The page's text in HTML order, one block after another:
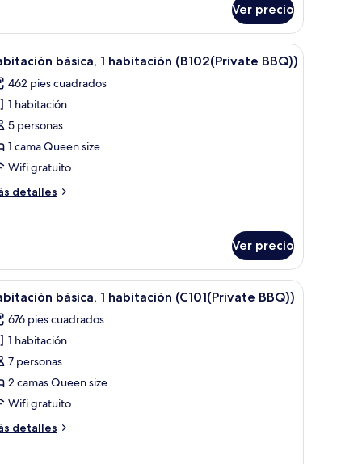
Ver precio
9 básica, 1 habitación (B102(Private BBQ))
462 pies cuadrados
1 habitación
5 personas
1 cama Queen size
Wifi gratuito
detalles
Ver precio
8 básica, 1 habitación (C101(Private BBQ))
676 pies cuadrados
1 habitación
7 personas
2 camas Queen size
Wifi gratuito
detalles